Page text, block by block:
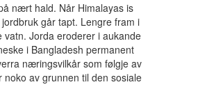
nært hald. Når Himalayas is
går tapt. Lengre fram i
Jorda eroderer i aukande
i Bangladesh permanent
næringsvilkår som følgje av
av grunnen til den sosiale